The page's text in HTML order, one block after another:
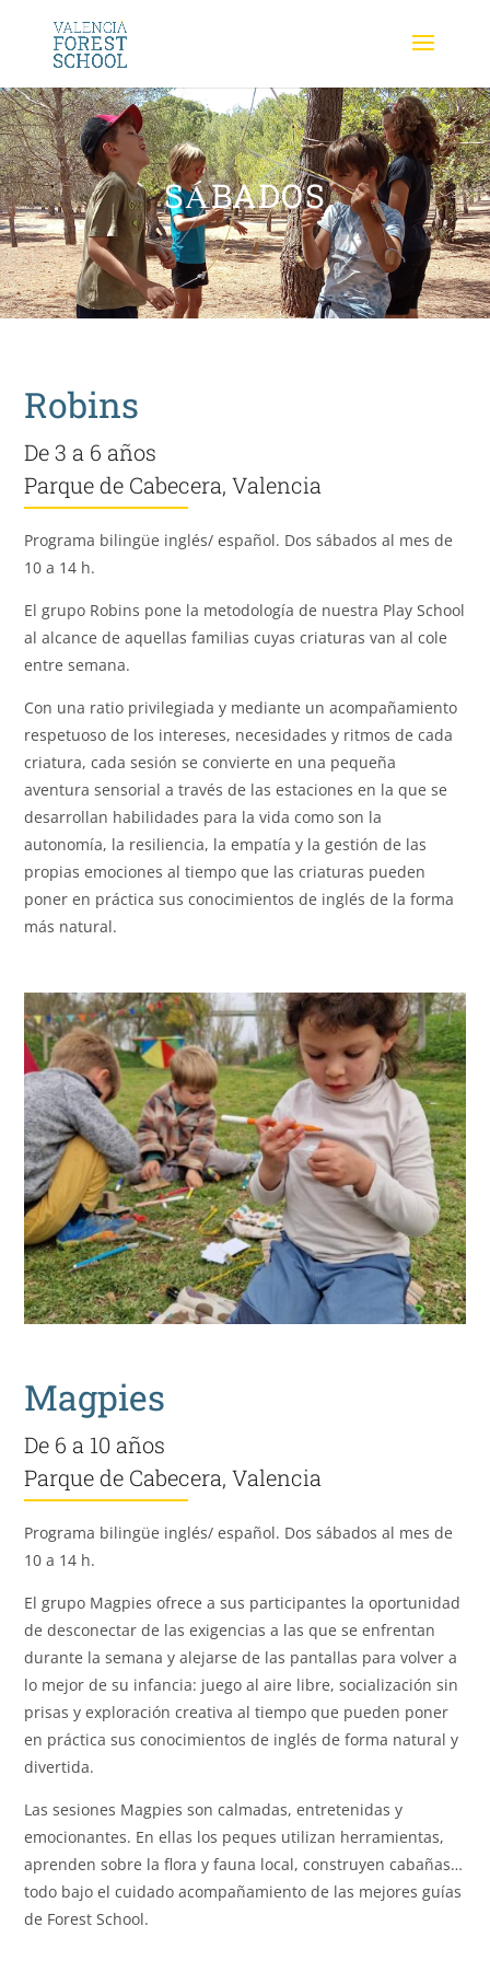
SÁBADOS
Robins
De 3 a 6 años
Parque de Cabecera, Valencia
Programa bilingüe inglés/ español. Dos sábados al mes de
10 a 14 h.
El grupo Robins pone la metodología de nuestra Play School
al alcance de aquellas familias cuyas criaturas van al cole
entre semana.
Con una ratio privilegiada y mediante un acompañamiento
respetuoso de los intereses, necesidades y ritmos de cada
criatura, cada sesión se convierte en una pequeña
aventura sensorial a través de las estaciones en la que se
desarrollan habilidades para la vida como son la
autonomía, la resiliencia, la empatía y la gestión de las
propias emociones al tiempo que las criaturas pueden
poner en práctica sus conocimientos de inglés de la forma
más natural.
Magpies
De 6 a 10 años
Parque de Cabecera, Valencia
Programa bilingüe inglés/ español. Dos sábados al mes de
10 a 14 h.
El grupo Magpies ofrece a sus participantes la oportunidad
de desconectar de las exigencias a las que se enfrentan
durante la semana y alejarse de las pantallas para volver a
lo mejor de su infancia: juego al aire libre, socialización sin
prisas y exploración creativa al tiempo que pueden poner
en práctica sus conocimientos de inglés de forma natural y
divertida.
Las sesiones Magpies son calmadas, entretenidas y
emocionantes. En ellas los peques utilizan herramientas,
aprenden sobre la flora y fauna local, construyen cabañas…
todo bajo el cuidado acompañamiento de las mejores guías
de Forest School.